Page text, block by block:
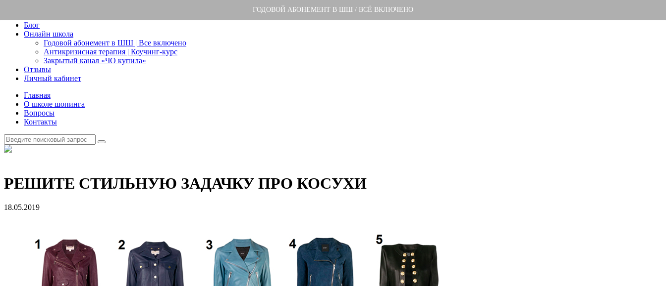
ГОДОВОЙ АБОНЕМЕНТ В ШШ / ВСЁ ВКЛЮЧЕНО
Блог
Онлайн школа
Годовой абонемент в ШШ | Все включено
Антикризисная терапия | Коучинг-курс
Закрытый канал «ЧО купила»
Отзывы
Личный кабинет
Главная
О школе шопинга
Вопросы
Контакты
РЕШИТЕ СТИЛЬНУЮ ЗАДАЧКУ ПРО КОСУХИ
18.05.2019